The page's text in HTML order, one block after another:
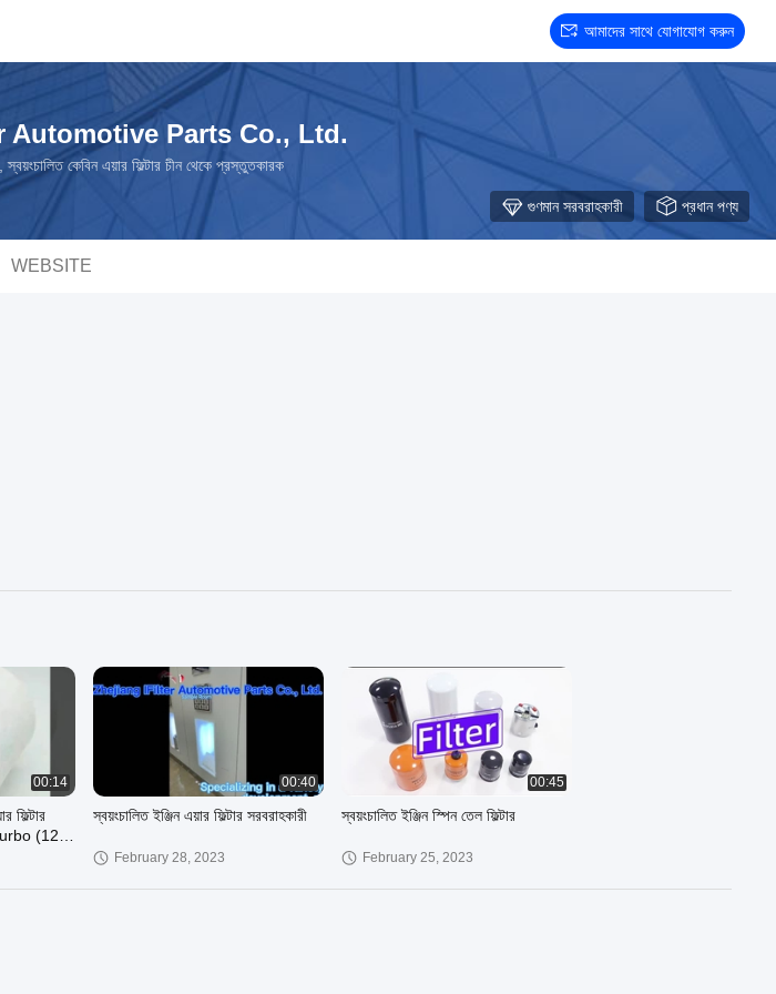
আমাদের সাথে যোগাযোগ করুন
Automotive Parts Co., Ltd.
স্বয়ংচালিত কেবিন এয়ার ফিল্টার চীন থেকে প্রস্তুতকারক
গুণমান সরবরাহকারী প্রধান পণ্য
WEBSITE
00:14
ফিল্টার
(12-
H
00:40
স্বয়ংচালিত ইঞ্জিন এয়ার ফিল্টার সরবরাহকারী
February 28, 2023
00:45
স্বয়ংচালিত ইঞ্জিন স্পিন তেল ফিল্টার
February 25, 2023